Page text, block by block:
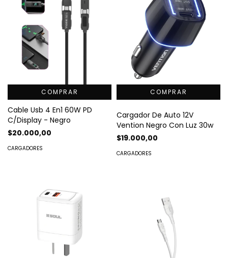
COMPRAR
Cable Usb 4 En1 60W PD
C/Display - Negro
$20.000,00
CARGADORES
Cargador De Auto 12V
Vention Negro Con Luz 30w
$19.000,00
CARGADORES